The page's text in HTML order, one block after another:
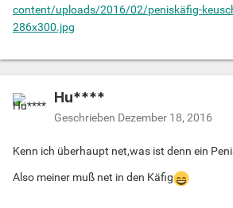
content/uploads/2016/02/peniskäfig-
286x300.jpg
Hu****
Geschrieben Dezember 18, 2016
Kenn ich überhaupt net,was ist denn ein
Also meiner muß net in den Käfig